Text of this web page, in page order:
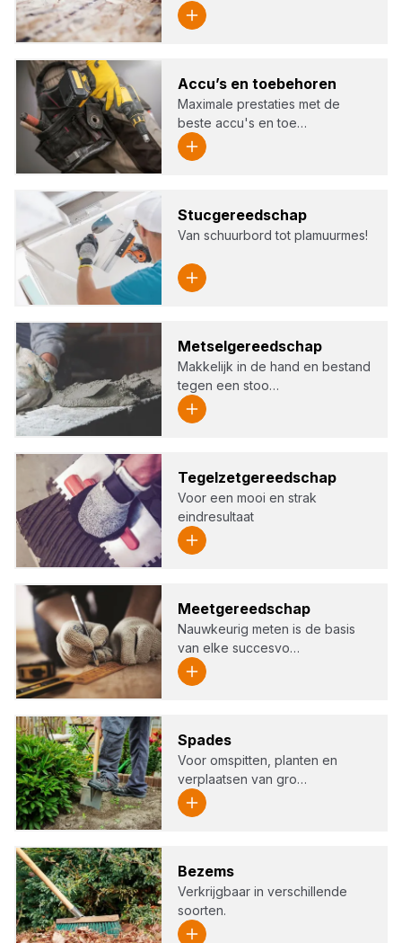
Accu’s en toe­be­ho­ren
Maximale prestaties met de
beste accu's en toe…
Stuc­ge­reed­schap
Van schuurbord tot plamuurmes!
Met­sel­ge­reed­schap
Makkelijk in de hand en bestand
tegen een stoo…
Tegel­zet­ge­reed­schap
Voor een mooi en strak
eindresultaat
Meet­ge­reed­schap
Nauwkeurig meten is de basis
van elke succesvo…
Spa­des
Voor omspitten, planten en
verplaatsen van gro…
Bezems
Verkrijgbaar in verschillende
soorten.